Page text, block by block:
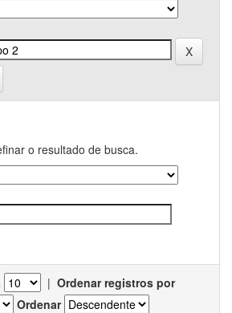
o resultado de busca.
| Ordenar registros por
Ordenar